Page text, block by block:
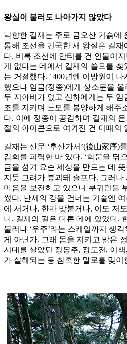
왕실이 불러도 나아가지 않았다
낙향한 길재는 주로 금오산 기슭에
통해 조선을 건국한 새 왕실은 길재
다. 비록 조선에 안티를 건 인물이
게 없다는 데에서 길재의 쓸모를 찾
는 거절했다. 1400년엔 이방원이
했으나 임금(정종)에게 상소문을 올
두 지아비가 없고 신하에게는 두 임
조를 지키며 노모를 봉양하게 해주
다. 이에 정종이 공감하며 길재의
절의 아이콘으로 여겨진 건 이때의
길재는 산문 ‘후산가서’(後山家序)
감회를 피력한 바 있다. ‘학문을 닦
금을 섬겨 요순 세상을 만드는 데
지듯 고려가 붕괴돼 슬프다. 그러
마음을 보전하고 있으니 부귀인들
썼다. 난세의 강을 건너는 기술엔
에 서거나, 한판 맞붙거나, 이도 저
나. 길재의 길은 다른 데에 있었다.
물러나 ‘우주’라는 스케일까지 생
게 아닌가. 그래 몸을 지키고 맑은
시대를 살았던 정몽주, 정도전, 이
가 살해되는 등 참혹한 말로를 맞이